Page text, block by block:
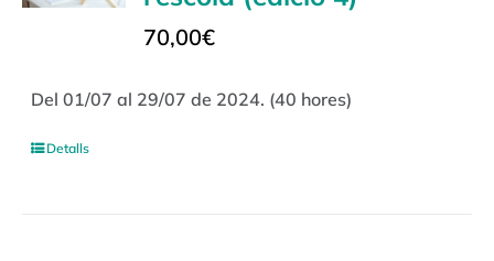
70,00€
Del 01/07 al 29/07 de 2024. (40 hores)
Detalls